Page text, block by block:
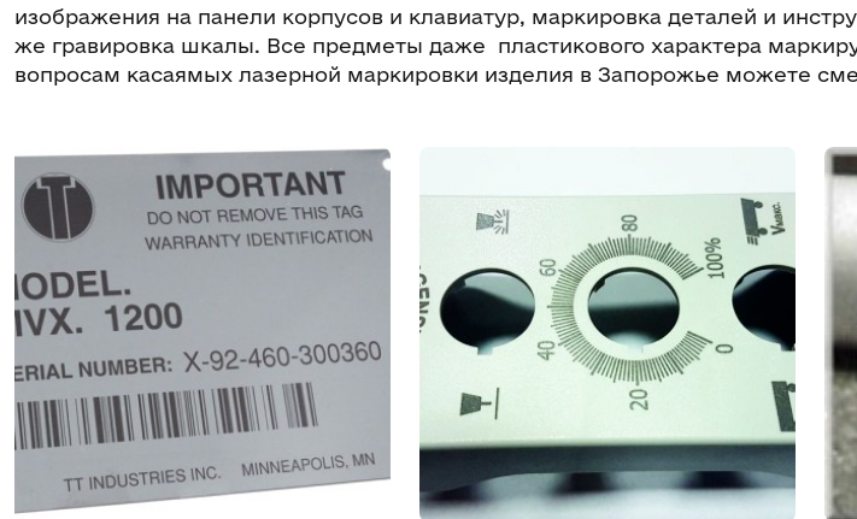
изображения на панели корпусов и клавиатур, маркировка деталей и
же гравировка шкалы. Все предметы даже пластикового характера
вопросам касаямых лазерной маркировки изделия в Запорожье можете